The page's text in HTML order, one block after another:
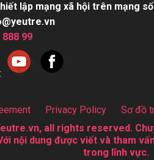
lập mạng xã hội trên mạng
888 99
Privacy Policy
Sơ đồ
all rights reserved.
nội dung được viết và tham
trong lĩnh vực.